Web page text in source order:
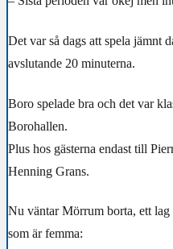
Det var så dags att spela jämnt
avslutande 20 minuterna.
Boro spelade bra och det var
Borohallen.
Plus hos gästerna endast till
Henning Grans.
Nu väntar Mörrum borta, ett
som är femma: